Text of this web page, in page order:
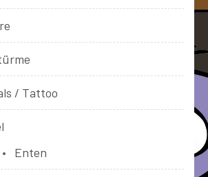
/ Tattoo
Enten